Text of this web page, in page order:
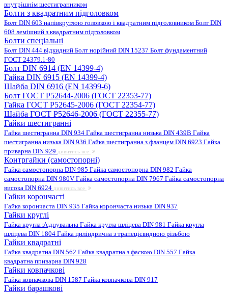
внутрішнім шестигранником
Болти з квадратним підголовком
Болт DIN 603 напівкруглою головкою і квадратним підголовником Болт DIN
608 лемішний з квадратним підголовком
Болти спеціальні
Болт DIN 444 відкидний Болт норійний DIN 15237 Болт фундаментний
ГОСТ 24379.1-80
Болт DIN 6914 (EN 14399-4)
Гайка DIN 6915 (EN 14399-4)
Шайба DIN 6916 (EN 14399-6)
Болт ГОСТ Р52644-2006 (ГОСТ 22353-77)
Гайка ГОСТ Р52645-2006 (ГОСТ 22354-77)
Шайба ГОСТ Р52646-2006 (ГОСТ 22355-77)
Гайки шестигранні
Гайка шестигранна DIN 934 Гайка шестигранна низька DIN 439B Гайка
шестигранна низька DIN 936 Гайка шестигранна з фланцем DIN 6923 Гайка
приварна DIN 929 дивитись все
Контргайки (самостопорні)
Гайка самостопорна DIN 985 Гайка самостопорна DIN 982 Гайка
самостопорна DIN 980V Гайка самостопорна DIN 7967 Гайка самостопорна
висока DIN 6924 дивитись все
Гайки корончасті
Гайка корончаста DIN 935 Гайка корончаста низька DIN 937
Гайки круглі
Гайка кругла з'єднувальна Гайка кругла шліцева DIN 981 Гайка кругла
шліцева DIN 1804 Гайка циліндрична з трапецієвидною різьбою
Гайки квадратні
Гайка квадратна DIN 562 Гайка квадратна з фаскою DIN 557 Гайка
квадратна приварна DIN 928
Гайки ковпачкові
Гайка ковпачкова DIN 1587 Гайка ковпачкова DIN 917
Гайки барашкові